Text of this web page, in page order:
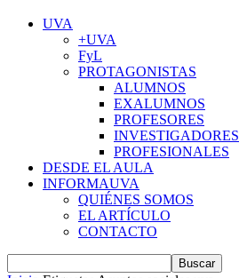
UVA
+UVA
FyL
PROTAGONISTAS
ALUMNOS
EXALUMNOS
PROFESORES
INVESTIGADORES
PROFESIONALES
DESDE EL AULA
INFORMAUVA
QUIÉNES SOMOS
EL ARTÍCULO
CONTACTO